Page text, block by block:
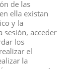
de las
ella existan
y la
sesión, acceder
los
el
la